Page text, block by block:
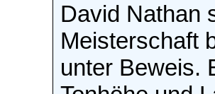
David Nathan
Meisterschaft
unter Beweis.